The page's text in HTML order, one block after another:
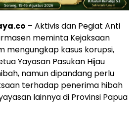
– Aktivis dan Pegiat Anti
meminta Kejaksaan
mengungkap kasus korupsi,
Yayasan Pasukan Hijau
namun dipandang perlu
terhadap penerima hibah
lainnya di Provinsi Papua